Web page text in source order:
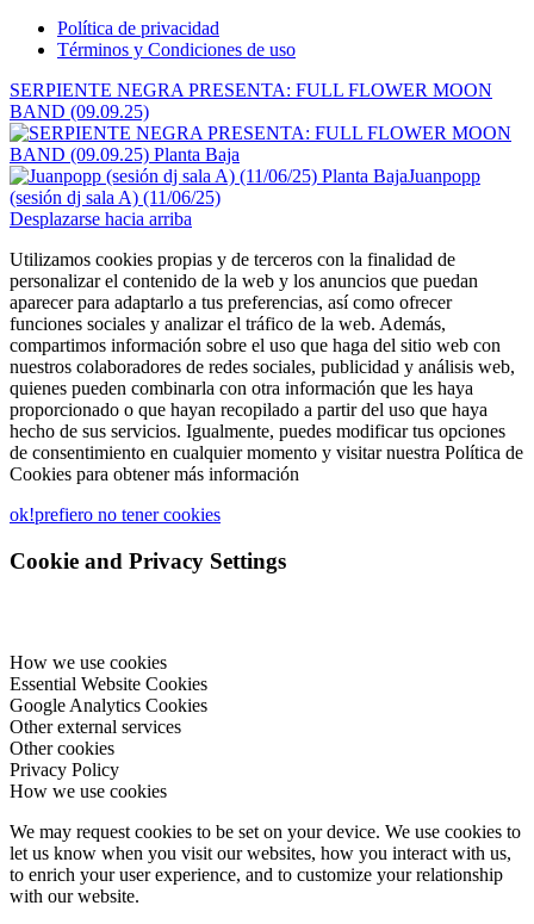
Política de privacidad
Términos y Condiciones de uso
SERPIENTE NEGRA PRESENTA: FULL FLOWER MOON
BAND (09.09.25)
Juanpopp
(sesión dj sala A) (11/06/25)
Desplazarse hacia arriba
Utilizamos cookies propias y de terceros con la finalidad de
personalizar el contenido de la web y los anuncios que puedan
aparecer para adaptarlo a tus preferencias, así como ofrecer
funciones sociales y analizar el tráfico de la web. Además,
compartimos información sobre el uso que haga del sitio web con
nuestros colaboradores de redes sociales, publicidad y análisis web,
quienes pueden combinarla con otra información que les haya
proporcionado o que hayan recopilado a partir del uso que haya
hecho de sus servicios. Igualmente, puedes modificar tus opciones
de consentimiento en cualquier momento y visitar nuestra Política de
Cookies para obtener más información
ok!prefiero no tener cookies
Cookie and Privacy Settings
How we use cookies
Essential Website Cookies
Google Analytics Cookies
Other external services
Other cookies
Privacy Policy
How we use cookies
We may request cookies to be set on your device. We use cookies to
let us know when you visit our websites, how you interact with us,
to enrich your user experience, and to customize your relationship
with our website.